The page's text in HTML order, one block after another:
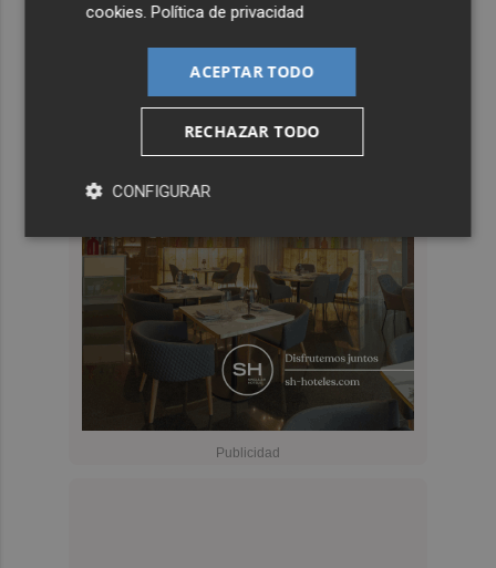
cookies .Política de privacidad
ACEPTAR TODO
RECHAZAR TODO
CONFIGURAR